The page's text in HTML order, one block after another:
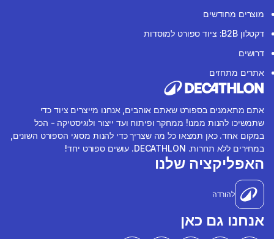
מוצרים מחודשים
דקטלון B2B: ציוד ספורט למוסדות
דרושים
אתרים מתחזים
אתם מתאמנים בספורט שאתם אוהבים, אנחנו מייצרים ציוד כדי
שתמשיכו להנות ממנו! ממחקר ופיתוח ועד ייצור ולוגיסטיקה - הכל
במקום אחד. כאן תמצאו כל מה שצריך כדי להנות מסוגי הספורט השונים,
במחירים ללא תחרות. DECATHLON. עושים ספורט יחד!
האפליקציה שלנו
להורדה
אנחנו גם כאן